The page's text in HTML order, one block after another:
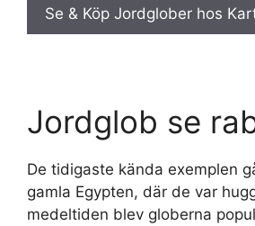
Se & Köp Jordglober hos
Jordglob se
De tidigaste kända exemplen
gamla Egypten, där de var
medeltiden blev globerna